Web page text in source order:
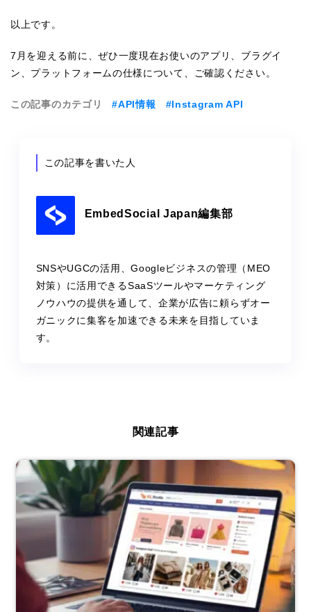
以上です。
7月を迎える前に、ぜひ一度現在お使いのアプリ、ブラグイ
ン、プラットフォームの仕様について、ご確認ください。
この記事のカテゴリ #API情報 #Instagram API
この記事を書いた人
EmbedSocial Japan編集部
SNSやUGCの活用、Googleビジネスの管理（MEO
対策）に活用できるSaaSツールやマーケティング
ノウハウの提供を通して、企業が広告に頼らずオー
ガニックに集客を加速できる未来を目指していま
す。
関連記事